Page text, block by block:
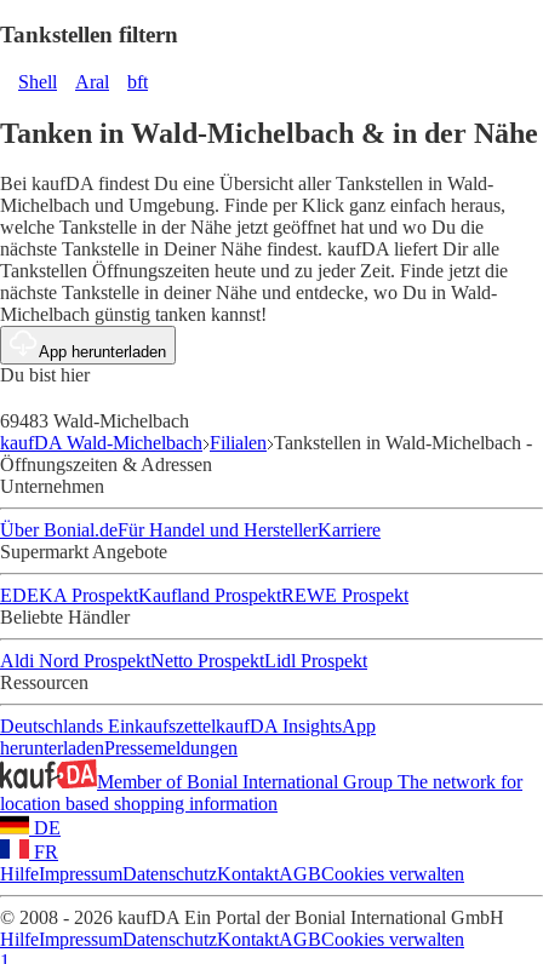
Tankstellen filtern
Shell Aral bft
Tanken in Wald-Michelbach & in der Nähe
Bei kaufDA findest Du eine Übersicht aller Tankstellen in Wald-
Michelbach und Umgebung. Finde per Klick ganz einfach heraus,
welche Tankstelle in der Nähe jetzt geöffnet hat und wo Du die
nächste Tankstelle in Deiner Nähe findest. kaufDA liefert Dir alle
Tankstellen Öffnungszeiten heute und zu jeder Zeit. Finde jetzt die
nächste Tankstelle in deiner Nähe und entdecke, wo Du in Wald-
Michelbach günstig tanken kannst!
App herunterladen
Du bist hier
69483 Wald-Michelbach
kaufDA Wald-Michelbach Filialen Tankstellen in Wald-Michelbach -
Öffnungszeiten & Adressen
Unternehmen
Über Bonial.deFür Handel und HerstellerKarriere
Supermarkt Angebote
EDEKA ProspektKaufland ProspektREWE Prospekt
Beliebte Händler
Aldi Nord ProspektNetto ProspektLidl Prospekt
Ressourcen
Deutschlands EinkaufszettelkaufDA InsightsApp
herunterladenPressemeldungen
Member of Bonial International Group The network for
location based shopping information
DE
FR
HilfeImpressumDatenschutzKontaktAGBCookies verwalten
© 2008 - 2026 kaufDA Ein Portal der Bonial International GmbH
HilfeImpressumDatenschutzKontaktAGBCookies verwalten